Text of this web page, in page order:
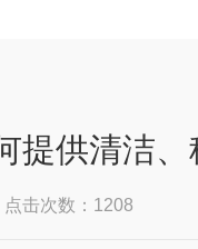
提供清洁
点击次数：1208